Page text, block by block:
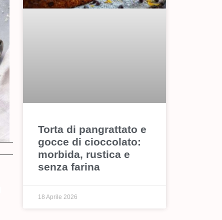
Torta di pangrattato e
gocce di cioccolato:
morbida, rustica e
senza farina
18 Aprile 2026